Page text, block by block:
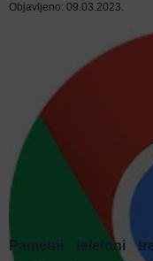
Objavljeno: 09.03.2023.
Pametni telefoni